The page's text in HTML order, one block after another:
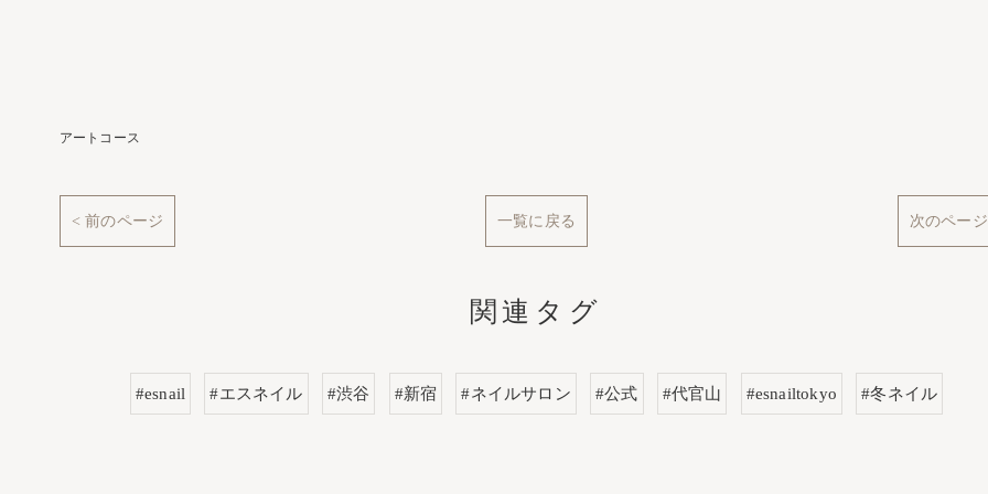
アートコース
< 前のページ 一覧に戻る 次のペー
関連タグ
#esnail #エスネイル #渋谷 #新宿 #ネイルサロン #公式 #代官山 #esnailtokyo #冬ネイル